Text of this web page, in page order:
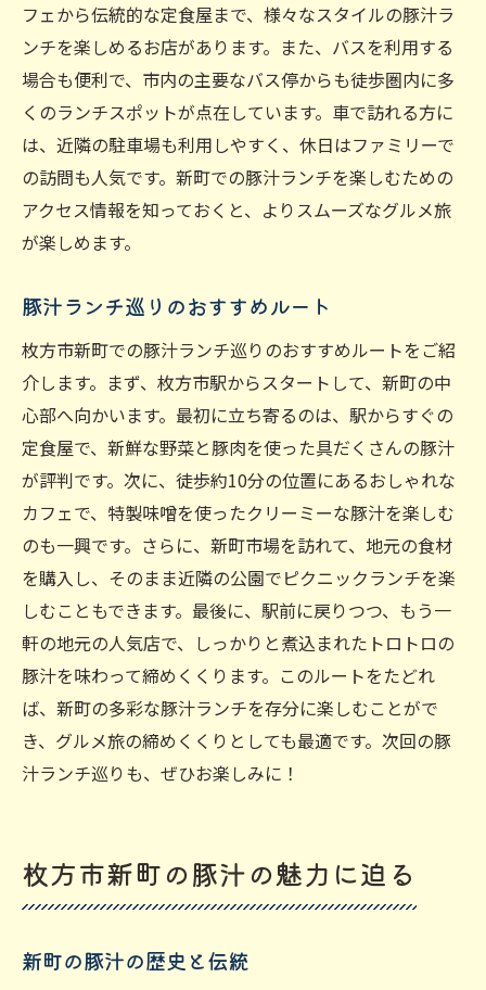
フェから伝統的な定食屋まで、様々なスタイルの豚汁ラ
ンチを楽しめるお店があります。また、バスを利用する
場合も便利で、市内の主要なバス停からも徒歩圏内に多
くのランチスポットが点在しています。車で訪れる方に
は、近隣の駐車場も利用しやすく、休日はファミリーで
の訪問も人気です。新町での豚汁ランチを楽しむための
アクセス情報を知っておくと、よりスムーズなグルメ旅
が楽しめます。
豚汁ランチ巡りのおすすめルート
枚方市新町での豚汁ランチ巡りのおすすめルートをご紹
介します。まず、枚方市駅からスタートして、新町の中
心部へ向かいます。最初に立ち寄るのは、駅からすぐの
定食屋で、新鮮な野菜と豚肉を使った具だくさんの豚汁
が評判です。次に、徒歩約10分の位置にあるおしゃれな
カフェで、特製味噌を使ったクリーミーな豚汁を楽しむ
のも一興です。さらに、新町市場を訪れて、地元の食材
を購入し、そのまま近隣の公園でピクニックランチを楽
しむこともできます。最後に、駅前に戻りつつ、もう一
軒の地元の人気店で、しっかりと煮込まれたトロトロの
豚汁を味わって締めくくります。このルートをたどれ
ば、新町の多彩な豚汁ランチを存分に楽しむことがで
き、グルメ旅の締めくくりとしても最適です。次回の豚
汁ランチ巡りも、ぜひお楽しみに！
枚方市新町の豚汁の魅力に迫る
新町の豚汁の歴史と伝統